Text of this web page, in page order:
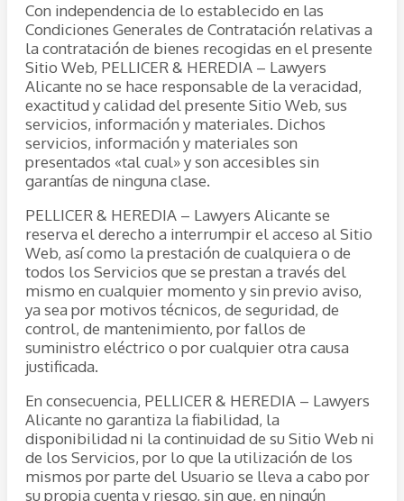
Con independencia de lo establecido en las
Condiciones Generales de Contratación relativas a
la contratación de bienes recogidas en el presente
Sitio Web, PELLICER & HEREDIA – Lawyers
Alicante no se hace responsable de la veracidad,
exactitud y calidad del presente Sitio Web, sus
servicios, información y materiales. Dichos
servicios, información y materiales son
presentados «tal cual» y son accesibles sin
garantías de ninguna clase.
PELLICER & HEREDIA – Lawyers Alicante se
reserva el derecho a interrumpir el acceso al Sitio
Web, así como la prestación de cualquiera o de
todos los Servicios que se prestan a través del
mismo en cualquier momento y sin previo aviso,
ya sea por motivos técnicos, de seguridad, de
control, de mantenimiento, por fallos de
suministro eléctrico o por cualquier otra causa
justificada.
En consecuencia, PELLICER & HEREDIA – Lawyers
Alicante no garantiza la fiabilidad, la
disponibilidad ni la continuidad de su Sitio Web ni
de los Servicios, por lo que la utilización de los
mismos por parte del Usuario se lleva a cabo por
su propia cuenta y riesgo, sin que, en ningún